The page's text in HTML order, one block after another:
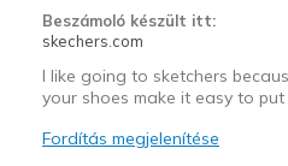
Beszámoló készült itt:
skechers.com
I like going to sketchers
your shoes make it easy to put
Fordítás megjelenítése